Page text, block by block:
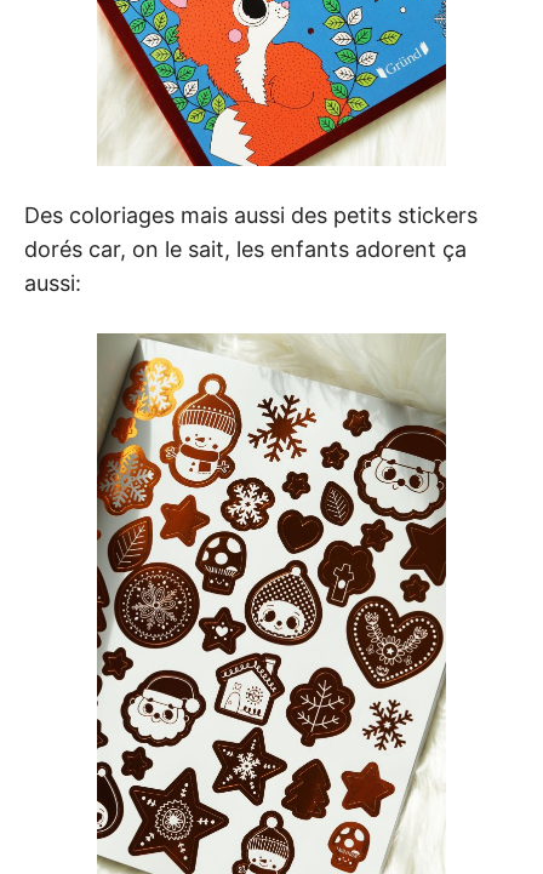
Des coloriages mais aussi des petits stickers
dorés car, on le sait, les enfants adorent ça
aussi: